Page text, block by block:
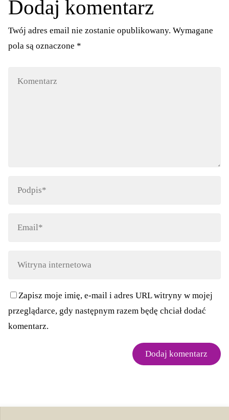
Dodaj komentarz
Twój adres email nie zostanie opublikowany. Wymagane
pola są oznaczone *
Zapisz moje imię, e-mail i adres URL witryny w mojej
przeglądarce, gdy następnym razem będę chciał dodać
komentarz.